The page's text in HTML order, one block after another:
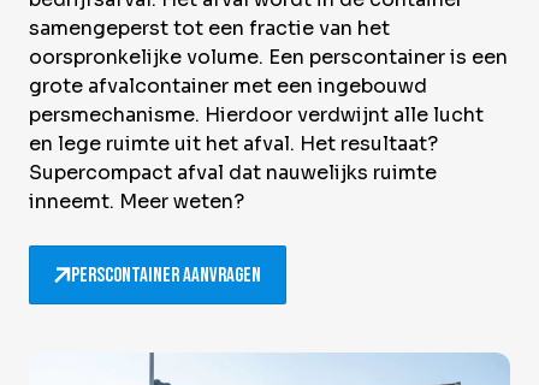
samengeperst tot een fractie van het
oorspronkelijke volume. Een perscontainer is een
grote afvalcontainer met een ingebouwd
persmechanisme. Hierdoor verdwijnt alle lucht
en lege ruimte uit het afval. Het resultaat?
Supercompact afval dat nauwelijks ruimte
inneemt. Meer weten?
Perscontainer aanvragen